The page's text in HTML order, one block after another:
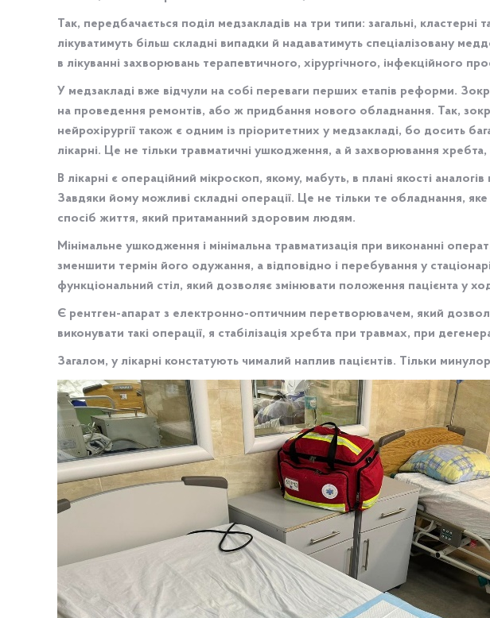
Так, передбачається поділ медзакладів на три типи: загальні, кластерні
лікуватимуть більш складні випадки й надаватимуть спеціалізовану
в лікуванні захворювань терапевтичного, хірургічного, інфекційного
У медзакладі вже відчули на собі переваги перших етапів реформи.
на проведення ремонтів, або ж придбання нового обладнання. Так,
нейрохірургії також є одним із пріоритетних у медзакладі, бо досить
лікарні. Це не тільки травматичні ушкодження, а й захворювання
В лікарні є операційний мікроскоп, якому, мабуть, в плані якості
Завдяки йому можливі складні операції. Це не тільки те обладнання,
спосіб життя, який притаманний здоровим людям.
Мінімальне ушкодження і мінімальна травматизація при виконанні
зменшити термін його одужання, а відповідно і перебування у
функціональний стіл, який дозволяє змінювати положення пацієнта у
Є рентген-апарат з електронно-оптичним перетворювачем, який
виконувати такі операції, я стабілізація хребта при травмах, при
Загалом, у лікарні констатують чималий наплив пацієнтів. Тільки